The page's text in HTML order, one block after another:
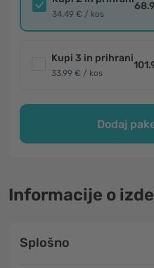
34.49 € / kos
Kupi 3 in prihrani
33.99 € / kos
Dodaj
Informacije o
Splošno